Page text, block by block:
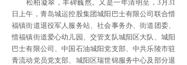
松柏凝翠，丰碑巍然。又是一年清明至，3月31
日上午，青岛城运控股集团城阳巴士有限公司联合惜
福镇街道退役军人服务站、社会事务办、街道团委、
惜福镇街道爱心幼儿园、交管支队城阳区大队、城阳
巴士有限公司、中国石油城阳党支部、中共乐陵市驻
青流动党员党支部、城阳区瑞世锦服务中心及部分退